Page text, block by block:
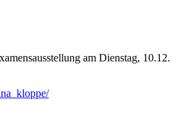
am Dienstag, 10.12.